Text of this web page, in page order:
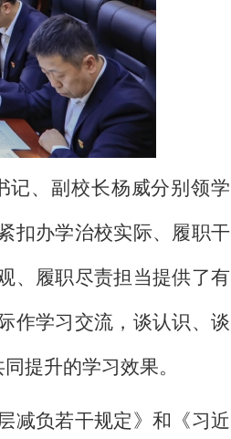
记、副校长杨威分别领学
扣办学治校实际、履职干
、履职尽责担当提供了有
作学习交流，谈认识、谈
提升的学习效果。
减负若干规定》和《习近